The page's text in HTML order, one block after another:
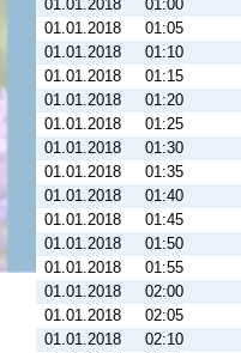
01.01.2018
01:00
01.01.2018
01:05
01.01.2018
01:10
01.01.2018
01:15
01.01.2018
01:20
01.01.2018
01:25
01.01.2018
01:30
01.01.2018
01:35
01.01.2018
01:40
01.01.2018
01:45
01.01.2018
01:50
01.01.2018
01:55
01.01.2018
02:00
01.01.2018
02:05
01.01.2018
02:10